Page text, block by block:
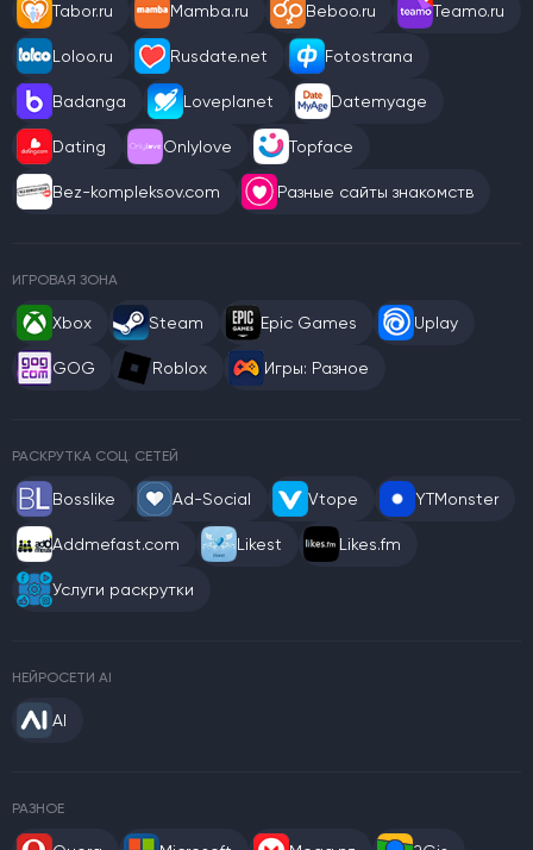
Tabor.ru Mamba.ru Beboo.ru Teamo.ru
Loloo.ru Rusdate.net Fotostrana
Badanga Loveplanet Datemyage
Dating Onlylove Topface
Bez-kompleksov.com Разные сайты знакомств
ИГРОВАЯ ЗОНА
Xbox Steam Epic Games Uplay
GOG Roblox Игры: Разное
РАСКРУТКА СОЦ. СЕТЕЙ
Bosslike Ad-Social Vtope YTMonster
Addmefast.com Likest Likes.fm
Услуги раскрутки
НЕЙРОСЕТИ AI
AI
РАЗНОЕ